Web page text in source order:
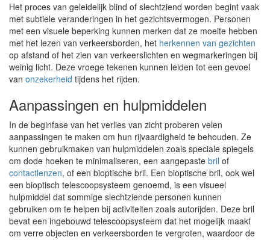
Het proces van geleidelijk blind of slechtziend worden begint vaak
met subtiele veranderingen in het gezichtsvermogen. Personen
met een visuele beperking kunnen merken dat ze moeite hebben
met het lezen van verkeersborden, het herkennen van gezichten
op afstand of het zien van verkeerslichten en wegmarkeringen bij
weinig licht. Deze vroege tekenen kunnen leiden tot een gevoel
van onzekerheid tijdens het rijden.
Aanpassingen en hulpmiddelen
In de beginfase van het verlies van zicht proberen velen
aanpassingen te maken om hun rijvaardigheid te behouden. Ze
kunnen gebruikmaken van hulpmiddelen zoals speciale spiegels
om dode hoeken te minimaliseren, een aangepaste bril of
contactlenzen, of een bioptische bril. Een bioptische bril, ook wel
een bioptisch telescoopsysteem genoemd, is een visueel
hulpmiddel dat sommige slechtziende personen kunnen
gebruiken om te helpen bij activiteiten zoals autorijden. Deze bril
bevat een ingebouwd telescoopsysteem dat het mogelijk maakt
om verre objecten en verkeersborden te vergroten, waardoor de